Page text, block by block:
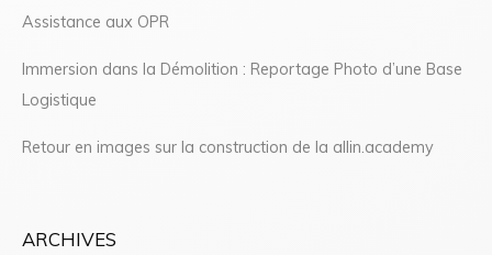
Assistance aux OPR
Immersion dans la Démolition : Reportage Photo d’une Base
Logistique
Retour en images sur la construction de la allin.academy
ARCHIVES